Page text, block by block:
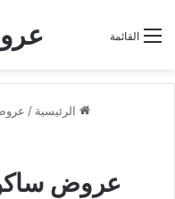
القائمة
الرئيسية /